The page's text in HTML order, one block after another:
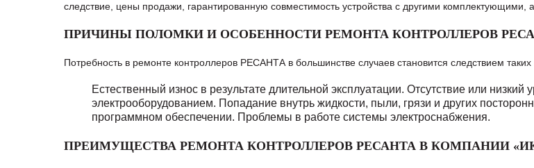
следствие, цены продажи, гарантированную совместимость устройства с другими
ПРИЧИНЫ ПОЛОМКИ И ОСОБЕННОСТИ РЕМОНТА КОНТРОЛЛЕРОВ
Потребность в ремонте контроллеров РЕСАНТА в большинстве случаев становится следствием
Естественный износ в результате длительной эксплуатации. Отсутствие или низкий
электрооборудованием. Попадание внутрь жидкости, пыли, грязи и других
программном обеспечении. Проблемы в работе системы электроснабжения.
ПРЕИМУЩЕСТВА РЕМОНТА КОНТРОЛЛЕРОВ РЕСАНТА В КОМПАНИИ «ИК